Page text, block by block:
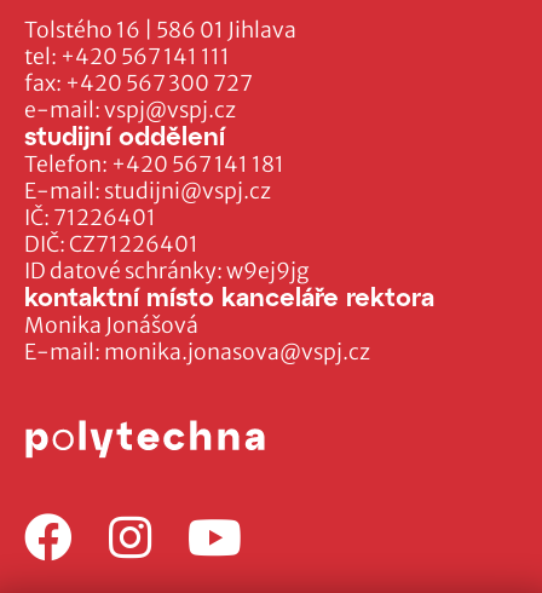
Tolstého 16 | 586 01 Jihlava
tel: +420 567 141 111
fax: +420 567 300 727
e-mail:vspj@vspj.cz
IČ: 71226401
DIČ: CZ71226401
ID datové schránky: w9ej9jg
studijní oddělení
Telefon: +420 567 141 181
E-mail: studijni@vspj.cz
kontaktní místo kanceláře rektora
Monika Jonášová
E-mail: monika.jonasova@vspj.cz